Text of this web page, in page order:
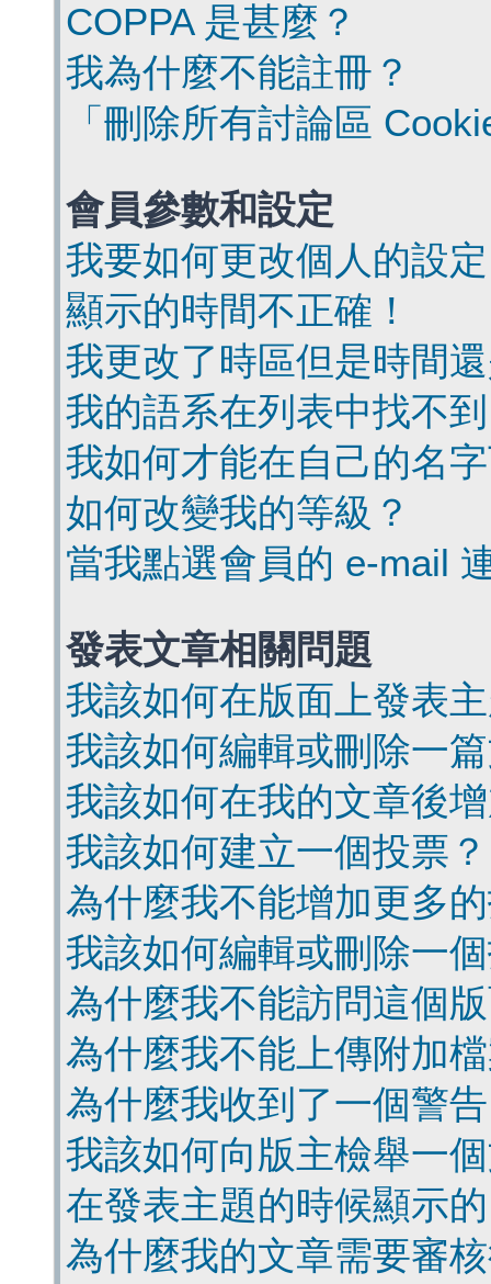
COPPA 是甚麼？
我為什麼不能註冊？
「刪除所有討論區
會員參數和設定
我要如何更改個人的設
顯示的時間不正確！
我更改了時區但是時間
我的語系在列表中找不
我如何才能在自己的名
如何改變我的等級？
當我點選會員的 e-mail
發表文章相關問題
我該如何在版面上發表
我該如何編輯或刪除一
我該如何在我的文章後
我該如何建立一個投票？
為什麼我不能增加更多
我該如何編輯或刪除一
為什麼我不能訪問這個
為什麼我不能上傳附加
為什麼我收到了一個警
我該如何向版主檢舉一
在發表主題的時候顯示
為什麼我的文章需要審